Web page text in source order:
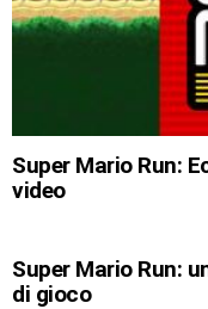
Super Mario Run:
video
Super Mario Run:
di gioco